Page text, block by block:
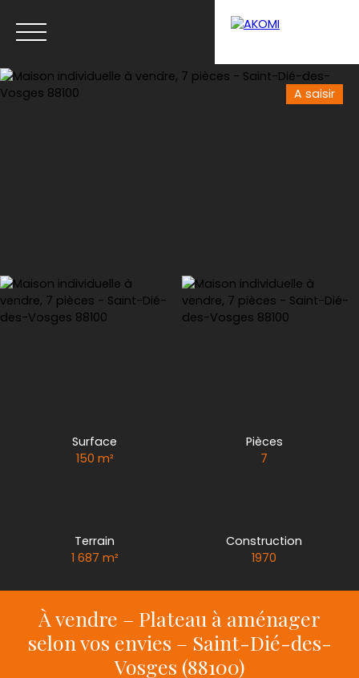
Menu A saisir
Surface
150 m²
Pièces
7
Terrain
1 687 m²
Construction
1970
À vendre – Plateau à aménager
selon vos envies – Saint-Dié-des-
Vosges (88100)